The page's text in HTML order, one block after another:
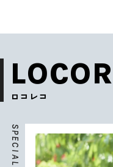
ロコレコ
S
P
E
C
I
A
L